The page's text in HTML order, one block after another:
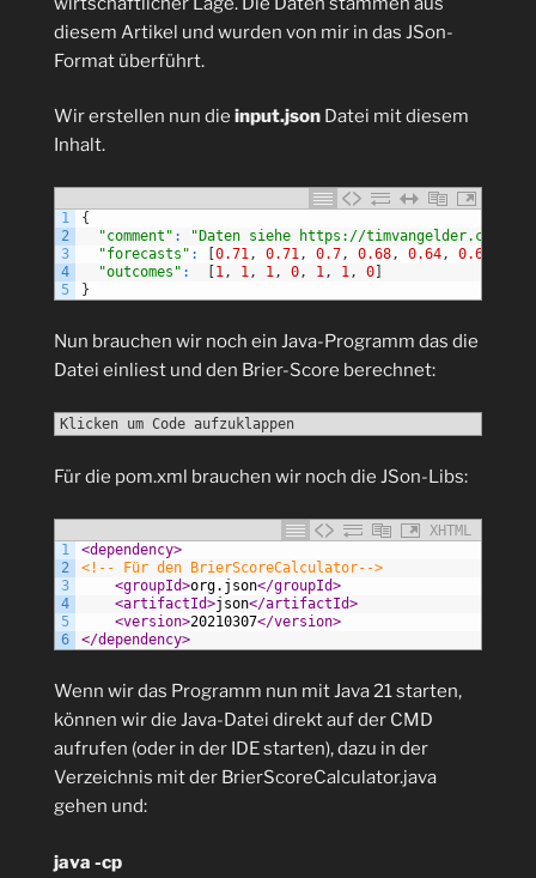
diesem Artikel und wurden von mir in das JSon-
Format überführt.
Wir erstellen nun die input.json Datei mit diesem
Inhalt.
1
2
3
4
5
{
"comment" :
"Daten siehe https://timvangelder.com/
"forecasts" : [0.71 , 0.71 , 0.7 , 0.68 , 0.64 , 0.65
"outcomes" : [1 , 1 , 1 , 0 , 1 , 1 , 0]
}
Nun brauchen wir noch ein Java-Programm das die
Datei einliest und den Brier-Score berechnet:
Klicken um Code aufzuklappen
Für die pom.xml brauchen wir noch die JSon-Libs:
XHTML
1
2
3
4
5
6
<dependency>
<!-- Für den BrierScoreCalculator-->
<groupId>org.json</groupId>
<artifactId>json</artifactId>
<version>20210307</version>
</dependency>
Wenn wir das Programm nun mit Java 21 starten,
können wir die Java-Datei direkt auf der CMD
aufrufen (oder in der IDE starten), dazu in der
Verzeichnis mit der BrierScoreCalculator.java
gehen und:
java -cp